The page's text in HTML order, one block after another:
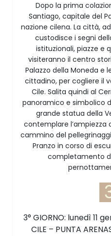
Dopo la prima
Santiago, capitale del
nazione cilena. La città,
custodisce i segni
istituzionali, piazze e
visiteranno il centro
Palazzo della Moneda e
cittadino, per cogliere il
Cile. Salita quindi al
panoramico e simbolico
grande statua della
contemplare l’ampiezza
cammino del
Pranzo in corso di
completamento
3° GIORNO: lunedì 11
CILE – PUNTA